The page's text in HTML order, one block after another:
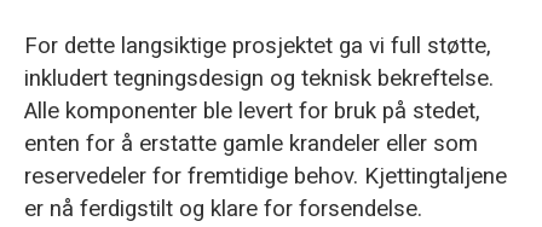
For dette langsiktige prosjektet ga vi full støtte,
inkludert tegningsdesign og teknisk bekreftelse.
Alle komponenter ble levert for bruk på stedet,
enten for å erstatte gamle krandeler eller som
reservedeler for fremtidige behov. Kjettingtaljene
er nå ferdigstilt og klare for forsendelse.